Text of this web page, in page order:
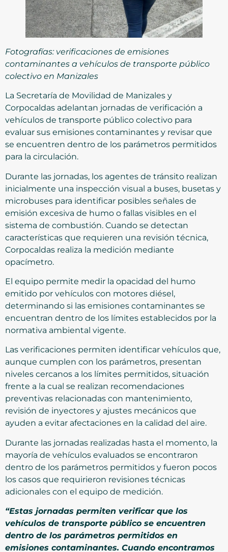
Fotografías: verificaciones de emisiones
contaminantes a vehículos de transporte público
colectivo en Manizales
La Secretaría de Movilidad de Manizales y
Corpocaldas adelantan jornadas de verificación a
vehículos de transporte público colectivo para
evaluar sus emisiones contaminantes y revisar que
se encuentren dentro de los parámetros permitidos
para la circulación.
Durante las jornadas, los agentes de tránsito realizan
inicialmente una inspección visual a buses, busetas y
microbuses para identificar posibles señales de
emisión excesiva de humo o fallas visibles en el
sistema de combustión. Cuando se detectan
características que requieren una revisión técnica,
Corpocaldas realiza la medición mediante
opacímetro.
El equipo permite medir la opacidad del humo
emitido por vehículos con motores diésel,
determinando si las emisiones contaminantes se
encuentran dentro de los límites establecidos por la
normativa ambiental vigente.
Las verificaciones permiten identificar vehículos que,
aunque cumplen con los parámetros, presentan
niveles cercanos a los límites permitidos, situación
frente a la cual se realizan recomendaciones
preventivas relacionadas con mantenimiento,
revisión de inyectores y ajustes mecánicos que
ayuden a evitar afectaciones en la calidad del aire.
Durante las jornadas realizadas hasta el momento, la
mayoría de vehículos evaluados se encontraron
dentro de los parámetros permitidos y fueron pocos
los casos que requirieron revisiones técnicas
adicionales con el equipo de medición.
“Estas jornadas permiten verificar que los
vehículos de transporte público se encuentren
dentro de los parámetros permitidos en
emisiones contaminantes. Cuando encontramos